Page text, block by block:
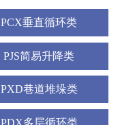
PCX垂直循环类
PJS简易升降类
PXD巷道堆垛类
PDX多层循环类